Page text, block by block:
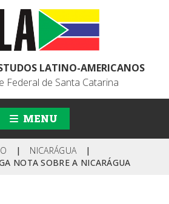
LATINO-AMERICANOS
Federal de Santa Catarina
MENU
| NICARÁGUA
|
NOTA SOBRE A NICARÁGUA